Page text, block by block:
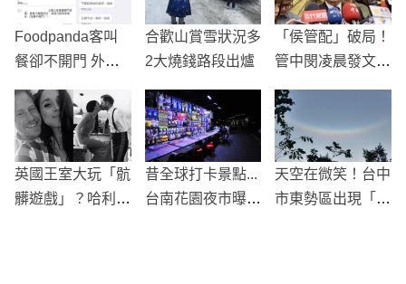
Foodpanda客叫
餐卻不開門 外送
點丟地
合歡山賞雪狀況多
2大燒錢路段出爐
「侯管配」破局！
管中閔凌晨發文：
選舉
英國王室大玩「骯
髒遊戲」？哈利、
昔全球打卡景點...
台南花園夜市曝慘
天空在微笑！台中
市東勢區出現「幻